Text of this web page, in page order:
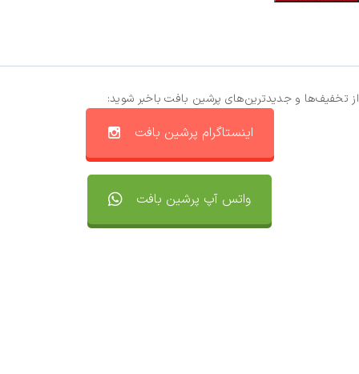
از تخفیف‌ها و جدیدترین‌های پرشین بافت باخبر شوید:
اینستاگرام پرشین بافت
واتس آپ پرشین بافت